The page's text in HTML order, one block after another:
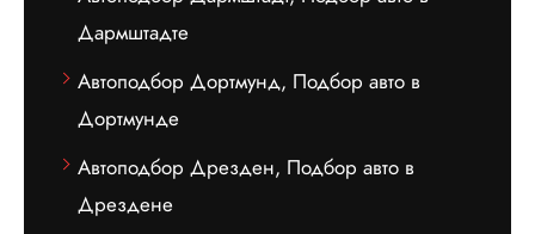
Дармштадте
Автоподбор Дортмунд, Подбор авто в
Дортмунде
Автоподбор Дрезден, Подбор авто в
Дрездене